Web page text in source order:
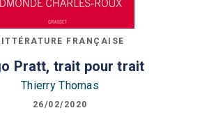
FRANÇAISE
Pratt, trait pour trait
Thierry Thomas
26/02/2020